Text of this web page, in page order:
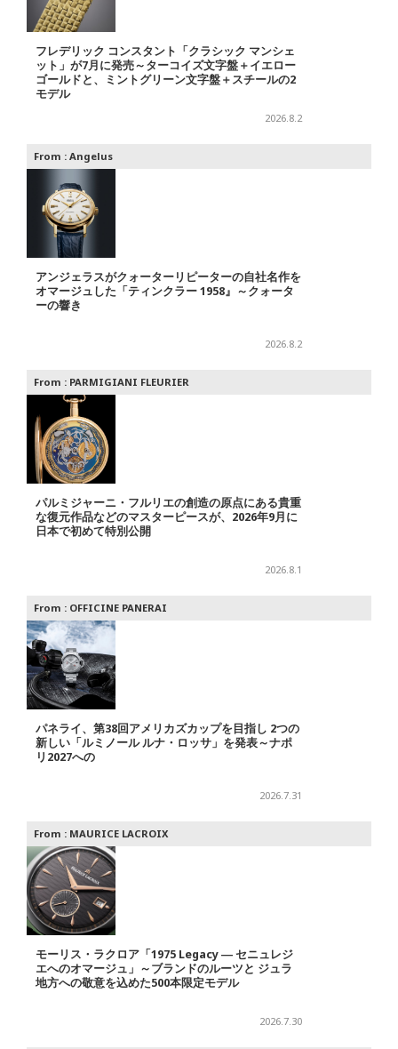
フレデリック コンスタント「クラシック マンシェ
ット」が7月に発売～ターコイズ文字盤＋イエロー
ゴールドと、ミントグリーン文字盤＋スチールの2
モデル
2026.8.2
From : Angelus
アンジェラスがクォーターリピーターの自社名作を
オマージュした「ティンクラー 1958』～クォータ
ーの響き
2026.8.2
From : PARMIGIANI FLEURIER
パルミジャーニ・フルリエの創造の原点にある貴重
な復元作品などのマスターピースが、2026年9月に
日本で初めて特別公開
2026.8.1
From : OFFICINE PANERAI
パネライ、第38回アメリカズカップを目指し 2つの
新しい「ルミノール ルナ・ロッサ」を発表～ナポ
リ2027への
2026.7.31
From : MAURICE LACROIX
モーリス・ラクロア「1975 Legacy ― セニュレジ
エへのオマージュ」～ブランドのルーツと ジュラ
地方への敬意を込めた500本限定モデル
2026.7.30